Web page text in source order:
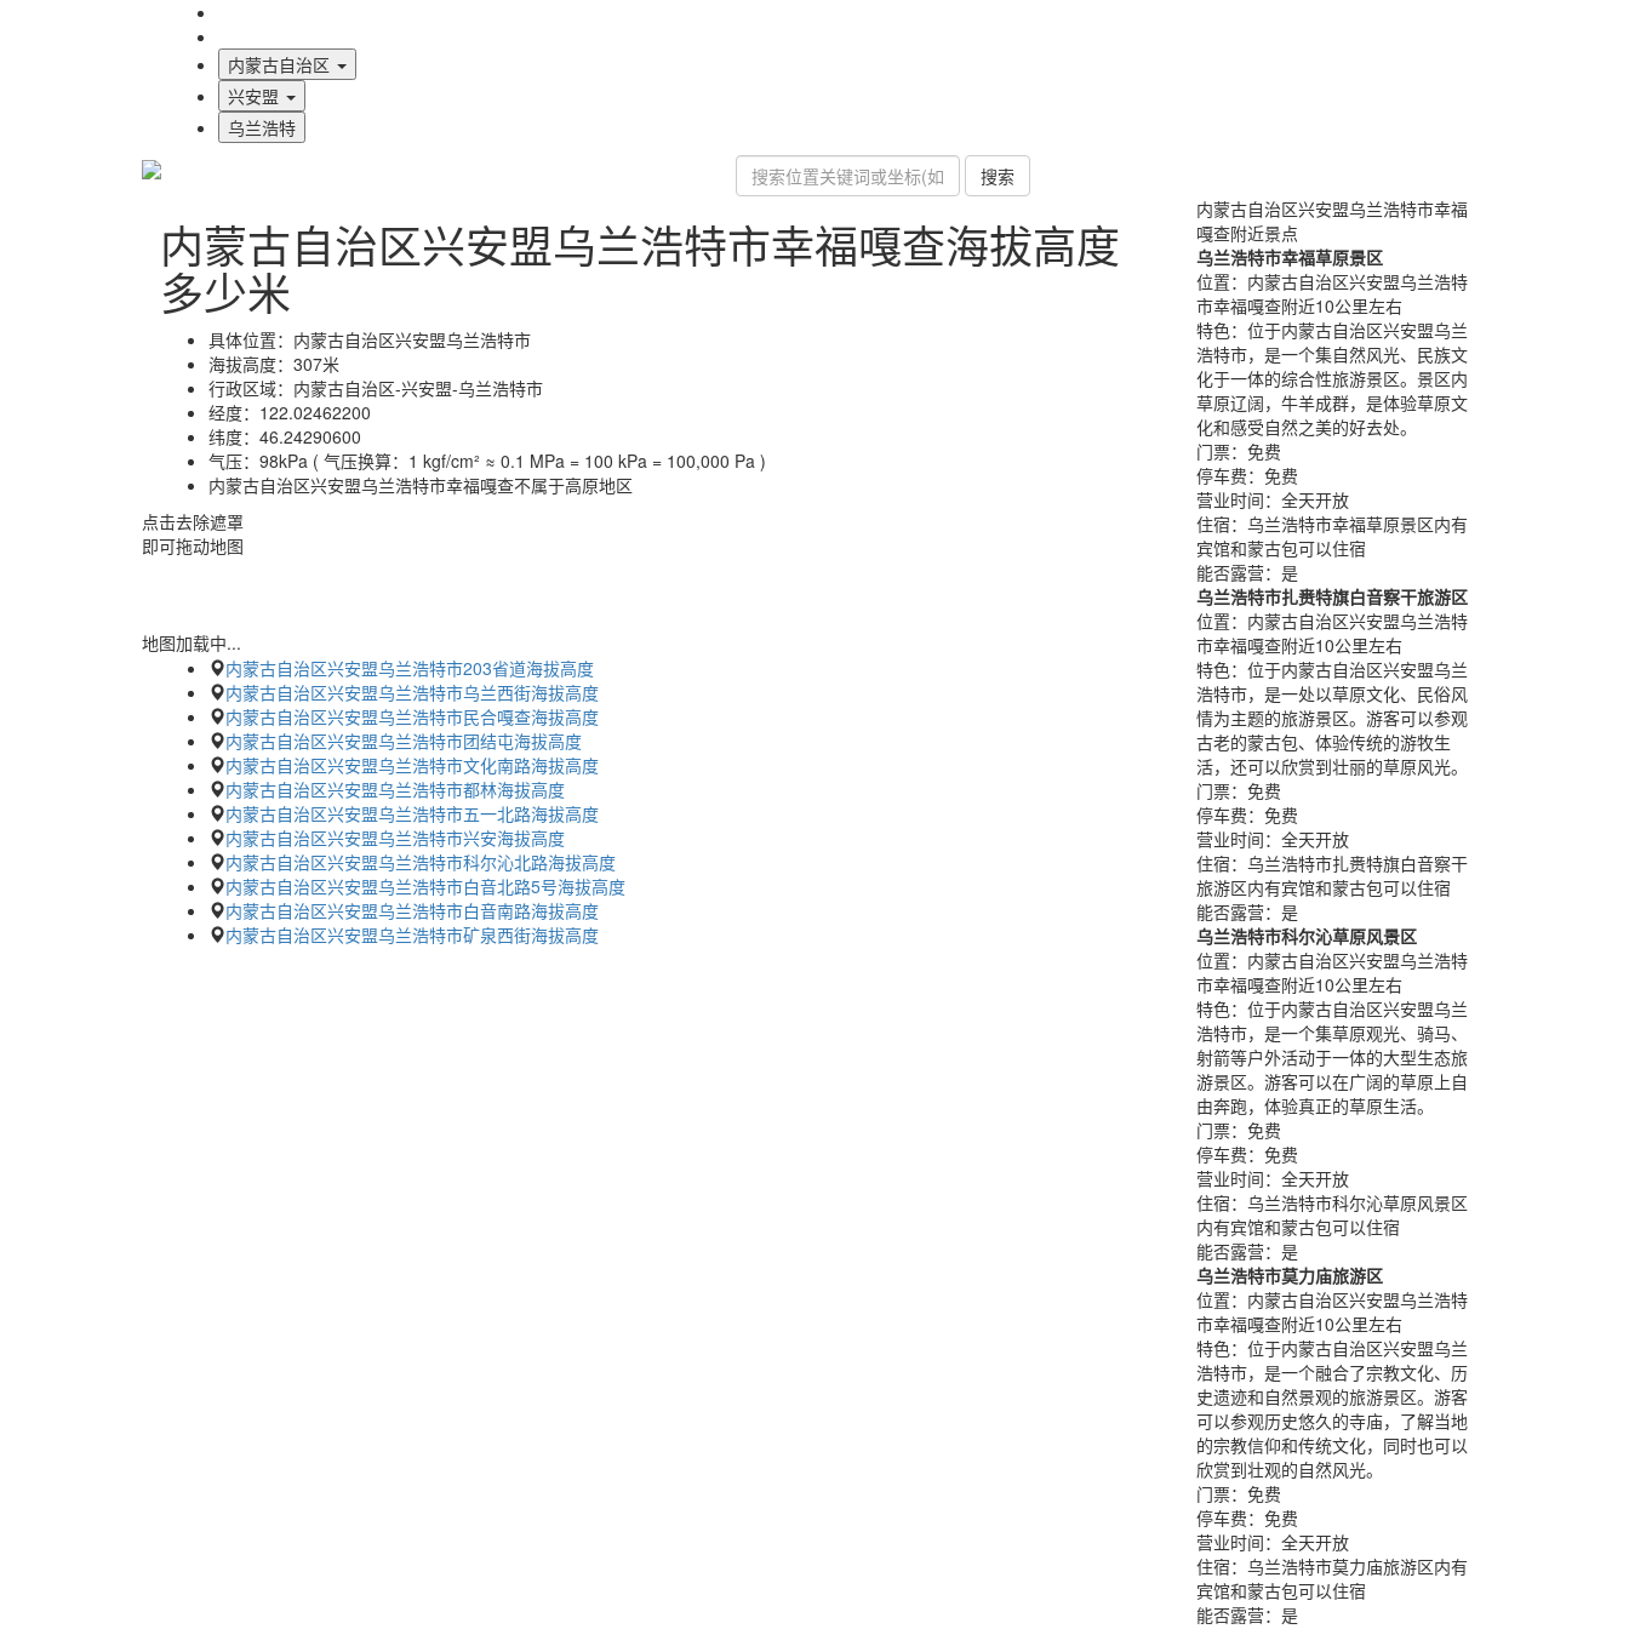
内蒙古自治区
兴安盟
乌兰浩特
搜索
内蒙古自治区兴安盟乌兰浩特市幸福嘎查海拔高度
多少米
具体位置： 内蒙古自治区兴安盟乌兰浩特市
海拔高度： 307米
行政区域： 内蒙古自治区-兴安盟-乌兰浩特市
经度： 122.02462200
纬度： 46.24290600
气压： 98kPa ( 气压换算：1 kgf/cm² ≈ 0.1 MPa = 100 kPa = 100,000 Pa )
内蒙古自治区兴安盟乌兰浩特市幸福嘎查不属于高原地区
点击去除遮罩
即可拖动地图
地图加载中...
内蒙古自治区兴安盟乌兰浩特市203省道海拔高度
内蒙古自治区兴安盟乌兰浩特市乌兰西街海拔高度
内蒙古自治区兴安盟乌兰浩特市民合嘎查海拔高度
内蒙古自治区兴安盟乌兰浩特市团结屯海拔高度
内蒙古自治区兴安盟乌兰浩特市文化南路海拔高度
内蒙古自治区兴安盟乌兰浩特市都林海拔高度
内蒙古自治区兴安盟乌兰浩特市五一北路海拔高度
内蒙古自治区兴安盟乌兰浩特市兴安海拔高度
内蒙古自治区兴安盟乌兰浩特市科尔沁北路海拔高度
内蒙古自治区兴安盟乌兰浩特市白音北路5号海拔高度
内蒙古自治区兴安盟乌兰浩特市白音南路海拔高度
内蒙古自治区兴安盟乌兰浩特市矿泉西街海拔高度
内蒙古自治区兴安盟乌兰浩特市幸福
嘎查附近景点
乌兰浩特市幸福草原景区
位置： 内蒙古自治区兴安盟乌兰浩特
市幸福嘎查附近10公里左右
特色： 位于内蒙古自治区兴安盟乌兰
浩特市，是一个集自然风光、民族文
化于一体的综合性旅游景区。景区内
草原辽阔，牛羊成群，是体验草原文
化和感受自然之美的好去处。
门票： 免费
停车费： 免费
营业时间： 全天开放
住宿： 乌兰浩特市幸福草原景区内有
宾馆和蒙古包可以住宿
能否露营： 是
乌兰浩特市扎赉特旗白音察干旅游区
位置： 内蒙古自治区兴安盟乌兰浩特
市幸福嘎查附近10公里左右
特色： 位于内蒙古自治区兴安盟乌兰
浩特市，是一处以草原文化、民俗风
情为主题的旅游景区。游客可以参观
古老的蒙古包、体验传统的游牧生
活，还可以欣赏到壮丽的草原风光。
门票： 免费
停车费： 免费
营业时间： 全天开放
住宿： 乌兰浩特市扎赉特旗白音察干
旅游区内有宾馆和蒙古包可以住宿
能否露营： 是
乌兰浩特市科尔沁草原风景区
位置： 内蒙古自治区兴安盟乌兰浩特
市幸福嘎查附近10公里左右
特色： 位于内蒙古自治区兴安盟乌兰
浩特市，是一个集草原观光、骑马、
射箭等户外活动于一体的大型生态旅
游景区。游客可以在广阔的草原上自
由奔跑，体验真正的草原生活。
门票： 免费
停车费： 免费
营业时间： 全天开放
住宿： 乌兰浩特市科尔沁草原风景区
内有宾馆和蒙古包可以住宿
能否露营： 是
乌兰浩特市莫力庙旅游区
位置： 内蒙古自治区兴安盟乌兰浩特
市幸福嘎查附近10公里左右
特色： 位于内蒙古自治区兴安盟乌兰
浩特市，是一个融合了宗教文化、历
史遗迹和自然景观的旅游景区。游客
可以参观历史悠久的寺庙，了解当地
的宗教信仰和传统文化，同时也可以
欣赏到壮观的自然风光。
门票： 免费
停车费： 免费
营业时间： 全天开放
住宿： 乌兰浩特市莫力庙旅游区内有
宾馆和蒙古包可以住宿
能否露营： 是